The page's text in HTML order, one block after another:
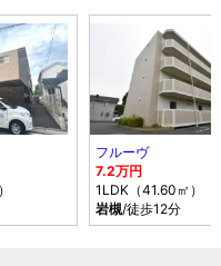
フルーヴ
7.2万円
1LDK（41.60㎡）
岩槻/徒歩12分